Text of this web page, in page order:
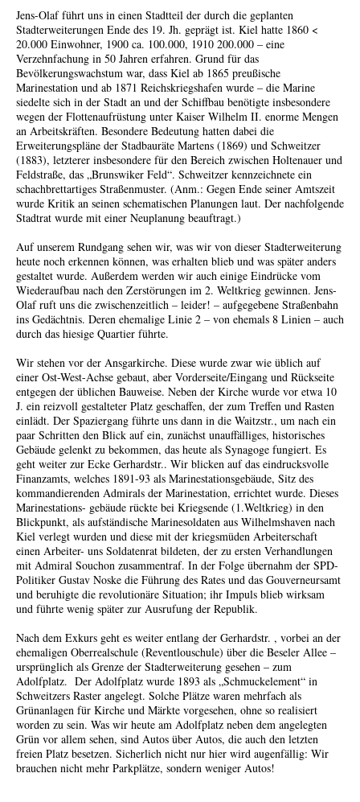
Jens-Olaf führt uns in einen Stadtteil der durch die geplanten
Stadterweiterungen Ende des 19. Jh. geprägt ist. Kiel hatte 1860 <
20.000 Einwohner, 1900 ca. 100.000, 1910 200.000 – eine
Verzehnfachung in 50 Jahren erfahren. Grund für das
Bevölkerungswachstum war, dass Kiel ab 1865 preußische
Marinestation und ab 1871 Reichskriegshafen wurde – die Marine
siedelte sich in der Stadt an und der Schiffbau benötigte insbesondere
wegen der Flottenaufrüstung unter Kaiser Wilhelm II. enorme Mengen
an Arbeitskräften. Besondere Bedeutung hatten dabei die
Erweiterungspläne der Stadbauräte Martens (1869) und Schweitzer
(1883), letzterer insbesondere für den Bereich zwischen Holtenauer und
Feldstraße, das „Brunswiker Feld“. Schweitzer kennzeichnete ein
schachbrettartiges Straßenmuster. (Anm.: Gegen Ende seiner Amtszeit
wurde Kritik an seinen schematischen Planungen laut. Der nachfolgende
Stadtrat wurde mit einer Neuplanung beauftragt.)
Auf unserem Rundgang sehen wir, was wir von dieser Stadterweiterung
heute noch erkennen können, was erhalten blieb und was später anders
gestaltet wurde. Außerdem werden wir auch einige Eindrücke vom
Wiederaufbau nach den Zerstörungen im 2. Weltkrieg gewinnen. Jens-
Olaf ruft uns die zwischenzeitlich – leider! – aufgegebene Straßenbahn
ins Gedächtnis. Deren ehemalige Linie 2 – von ehemals 8 Linien – auch
durch das hiesige Quartier führte.
Wir stehen vor der Ansgarkirche. Diese wurde zwar wie üblich auf
einer Ost-West-Achse gebaut, aber Vorderseite/Eingang und Rückseite
entgegen der üblichen Bauweise. Neben der Kirche wurde vor etwa 10
J. ein reizvoll gestalteter Platz geschaffen, der zum Treffen und Rasten
einlädt. Der Spaziergang führte uns dann in die Waitzstr., um nach ein
paar Schritten den Blick auf ein, zunächst unauffälliges, historisches
Gebäude gelenkt zu bekommen, das heute als Synagoge fungiert. Es
geht weiter zur Ecke Gerhardstr.. Wir blicken auf das eindrucksvolle
Finanzamts, welches 1891-93 als Marinestationsgebäude, Sitz des
kommandierenden Admirals der Marinestation, errichtet wurde. Dieses
Marinestations- gebäude rückte bei Kriegsende (1.Weltkrieg) in den
Blickpunkt, als aufständische Marinesoldaten aus Wilhelmshaven nach
Kiel verlegt wurden und diese mit der kriegsmüden Arbeiterschaft
einen Arbeiter- uns Soldatenrat bildeten, der zu ersten Verhandlungen
mit Admiral Souchon zusammentraf. In der Folge übernahm der SPD-
Politiker Gustav Noske die Führung des Rates und das Gouverneursamt
und beruhigte die revolutionäre Situation; ihr Impuls blieb wirksam
und führte wenig später zur Ausrufung der Republik.
Nach dem Exkurs geht es weiter entlang der Gerhardstr. , vorbei an der
ehemaligen Oberrealschule (Reventlouschule) über die Beseler Allee –
ursprünglich als Grenze der Stadterweiterung gesehen – zum
Adolfplatz. Der Adolfplatz wurde 1893 als „Schmuckelement“ in
Schweitzers Raster angelegt. Solche Plätze waren mehrfach als
Grünanlagen für Kirche und Märkte vorgesehen, ohne so realisiert
worden zu sein. Was wir heute am Adolfplatz neben dem angelegten
Grün vor allem sehen, sind Autos über Autos, die auch den letzten
freien Platz besetzen. Sicherlich nicht nur hier wird augenfällig: Wir
brauchen nicht mehr Parkplätze, sondern weniger Autos!